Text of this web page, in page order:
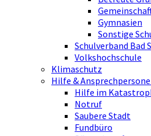
Gymnasien
Sonstige
Schulverband Bad
Volkshochschule
Klimaschutz
Hilfe &
Hilfe im
Notruf
Saubere Stadt
Fundbüro